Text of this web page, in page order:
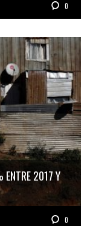
0
ENTRE 2017 Y
0